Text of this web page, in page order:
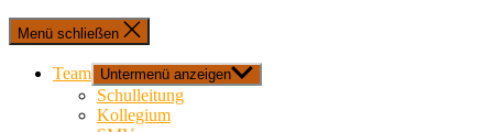
Menü schließen
Team Untermenü anzeigen
Schulleitung
Kollegium